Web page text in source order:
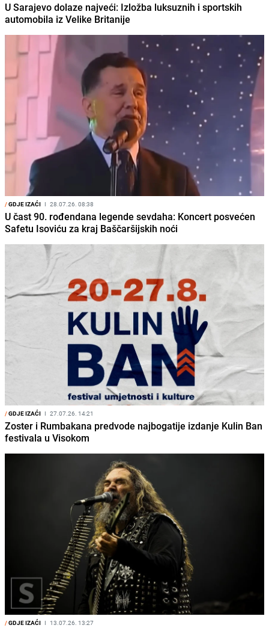
U Sarajevo dolaze najveći: Izložba luksuznih i sportskih
automobila iz Velike Britanije
/GDJE IZAĆI I 28.07.26. 08:38
U čast 90. rođendana legende sevdaha: Koncert posvećen
Safetu Isoviću za kraj Baščaršijskih noći
/GDJE IZAĆI I 27.07.26. 14:21
Zoster i Rumbakana predvode najbogatije izdanje Kulin Ban
festivala u Visokom
/GDJE IZAĆI I 13.07.26. 13:27